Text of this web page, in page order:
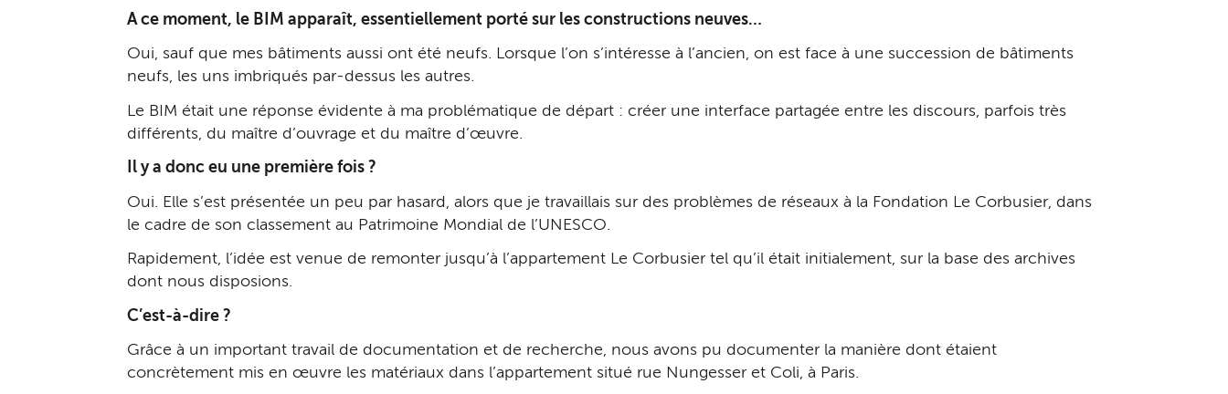
A ce moment, le BIM apparaît, essentiellement porté sur les constructions neuves…
Oui, sauf que mes bâtiments aussi ont été neufs. Lorsque l’on s’intéresse à l’ancien, on est face à une succession de bâtiments
neufs, les uns imbriqués par-dessus les autres.
Le BIM était une réponse évidente à ma problématique de départ : créer une interface partagée entre les discours, parfois très
différents, du maître d’ouvrage et du maître d’œuvre.
Il y a donc eu une première fois ?
Oui. Elle s’est présentée un peu par hasard, alors que je travaillais sur des problèmes de réseaux à la Fondation Le Corbusier, dans
le cadre de son classement au Patrimoine Mondial de l’UNESCO.
Rapidement, l’idée est venue de remonter jusqu’à l’appartement Le Corbusier tel qu’il était initialement, sur la base des archives
dont nous disposions.
C’est-à-dire ?
Grâce à un important travail de documentation et de recherche, nous avons pu documenter la manière dont étaient
concrètement mis en œuvre les matériaux dans l’appartement situé rue Nungesser et Coli, à Paris.